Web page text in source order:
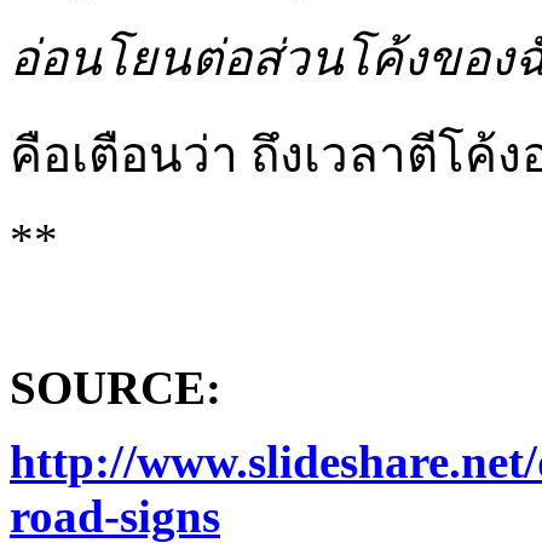
อ่อนโยนต่อส่วนโค้งของ
คือเตือนว่า ถึงเวลาตีโค้
**
SOURCE:
http://
road-signs